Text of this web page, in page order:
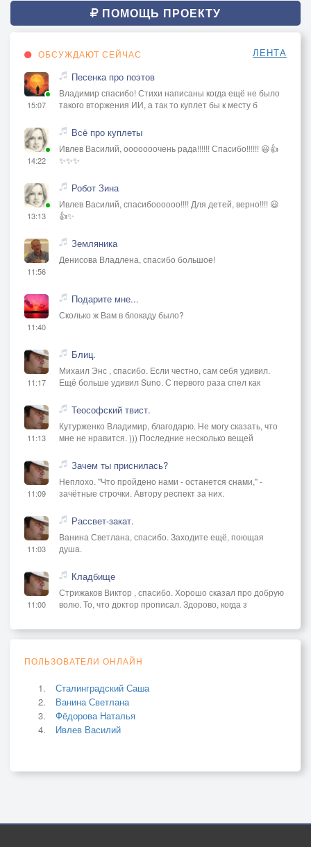
ПОМОЩЬ ПРОЕКТУ
ОБСУЖДАЮТ СЕЙЧАС ЛЕНТА
15:07
Песенка про поэтов
Владимир спасибо! Стихи написаны когда ещё не было
такого вторжения ИИ, а так то куплет бы к месту б
14:22
Всё про куплеты
Ивлев Василий, ооооооочень рада!!!!!! Спасибо!!!!!! 😃👍
✨✨✨
13:13
Робот Зина
Ивлев Василий, спасибоооооо!!!! Для детей, верно!!!! 😃
👍✨
11:56
Земляника
Денисова Владлена, спасибо большое!
11:40
Подарите мне...
Сколько ж Вам в блокаду было?
11:17
Блиц.
Михаил Энс , спасибо. Если честно, сам себя удивил.
Ещё больше удивил Suno. С первого раза спел как
11:13
Теософский твист.
Кутурженко Владимир, благодарю. Не могу сказать, что
мне не нравится. ))) Последние несколько вещей
11:09
Зачем ты приснилась?
Неплохо. "Что пройдено нами - останется снами," -
зачётные строчки. Автору респект за них.
11:03
Рассвет-закат.
Ванина Светлана, спасибо. Заходите ещё, поющая
душа.
11:00
Кладбище
Стрижаков Виктор , спасибо. Хорошо сказал про добрую
волю. То, что доктор прописал. Здорово, когда з
ПОЛЬЗОВАТЕЛИ ОНЛАЙН
Сталинградский Саша
Ванина Светлана
Фёдорова Наталья
Ивлев Василий